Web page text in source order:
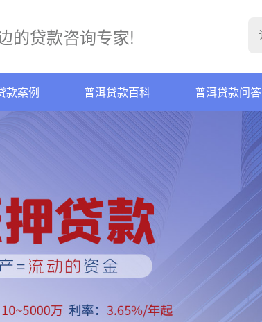
的贷款咨询专家!
款案例 普洱贷款百科 普洱贷款问答